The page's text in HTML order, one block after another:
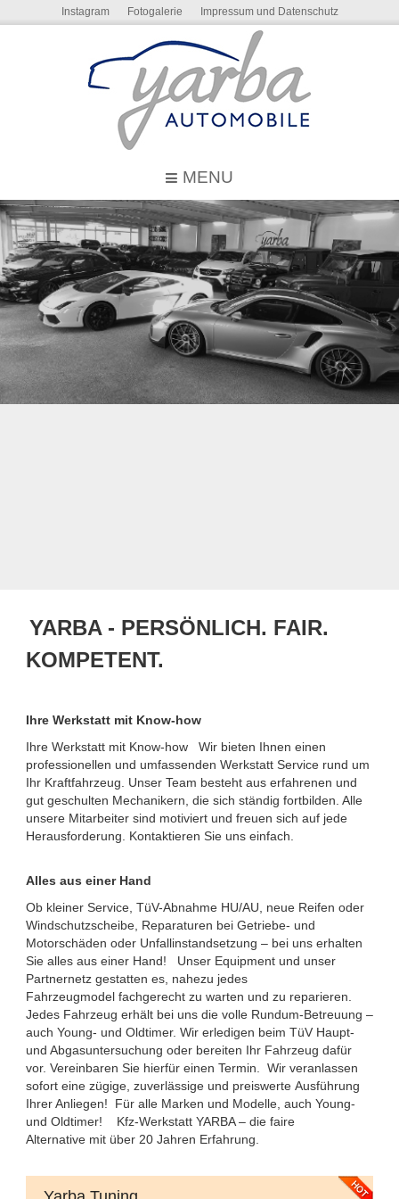
Instagram Fotogalerie Impressum und Datenschutz
MENU
YARBA - PERSÖNLICH. FAIR.
KOMPETENT.
Ihre Werkstatt mit Know-how
Ihre Werkstatt mit Know-how Wir bieten Ihnen einen
professionellen und umfassenden Werkstatt Service rund um
Ihr Kraftfahrzeug. Unser Team besteht aus erfahrenen und
gut geschulten Mechanikern, die sich ständig fortbilden. Alle
unsere Mitarbeiter sind motiviert und freuen sich auf jede
Herausforderung. Kontaktieren Sie uns einfach.
Alles aus einer Hand
Ob kleiner Service, TüV-Abnahme HU/AU, neue Reifen oder
Windschutzscheibe, Reparaturen bei Getriebe- und
Motorschäden oder Unfallinstandsetzung – bei uns erhalten
Sie alles aus einer Hand! Unser Equipment und unser
Partnernetz gestatten es, nahezu jedes
Fahrzeugmodel fachgerecht zu warten und zu reparieren.
Jedes Fahrzeug erhält bei uns die volle Rundum-Betreuung –
auch Young- und Oldtimer. Wir erledigen beim TüV Haupt-
und Abgasuntersuchung oder bereiten Ihr Fahrzeug dafür
vor. Vereinbaren Sie hierfür einen Termin. Wir veranlassen
sofort eine zügige, zuverlässige und preiswerte Ausführung
Ihrer Anliegen! Für alle Marken und Modelle, auch Young-
und Oldtimer! Kfz-Werkstatt YARBA – die faire
Alternative mit über 20 Jahren Erfahrung.